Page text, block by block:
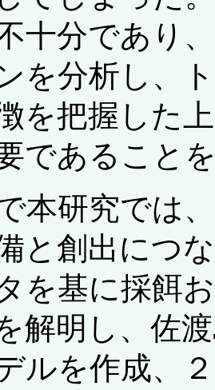
十分であり
を分析し、
を把握した
であること
本研究では
と創出につ
を基に採餌
解明し、佐
ルを作成、